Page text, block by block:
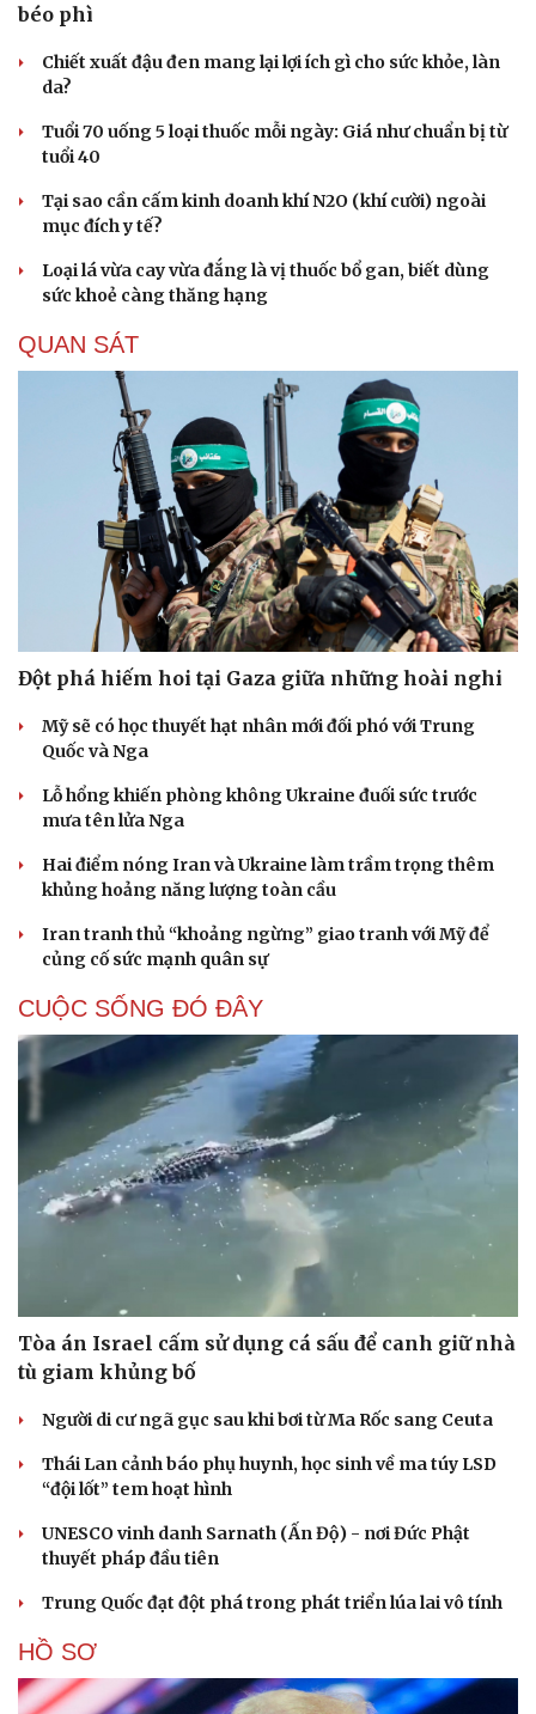
Cải chính
béo phì
Chiết xuất đậu đen mang lại lợi ích gì cho sức khỏe, làn
da?
Tuổi 70 uống 5 loại thuốc mỗi ngày: Giá như chuẩn bị từ
tuổi 40
Tại sao cần cấm kinh doanh khí N2O (khí cười) ngoài
mục đích y tế?
Loại lá vừa cay vừa đắng là vị thuốc bổ gan, biết dùng
sức khoẻ càng thăng hạng
QUAN SÁT
Đột phá hiếm hoi tại Gaza giữa những hoài nghi
Mỹ sẽ có học thuyết hạt nhân mới đối phó với Trung
Quốc và Nga
Lỗ hổng khiến phòng không Ukraine đuối sức trước
mưa tên lửa Nga
Hai điểm nóng Iran và Ukraine làm trầm trọng thêm
khủng hoảng năng lượng toàn cầu
Iran tranh thủ “khoảng ngừng” giao tranh với Mỹ để
củng cố sức mạnh quân sự
CUỘC SỐNG ĐÓ ĐÂY
Tòa án Israel cấm sử dụng cá sấu để canh giữ nhà
tù giam khủng bố
Người di cư ngã gục sau khi bơi từ Ma Rốc sang Ceuta
Thái Lan cảnh báo phụ huynh, học sinh về ma túy LSD
“đội lốt” tem hoạt hình
UNESCO vinh danh Sarnath (Ấn Độ) - nơi Đức Phật
thuyết pháp đầu tiên
Trung Quốc đạt đột phá trong phát triển lúa lai vô tính
HỒ SƠ